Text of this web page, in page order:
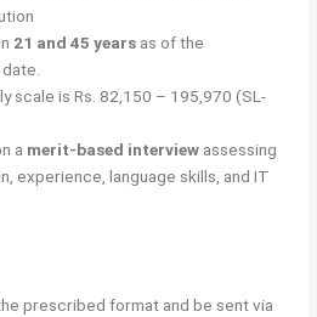
21 and 45 years as of the
scale is Rs. 82,150 – 195,970 (SL-
a merit-based interview assessing
experience, language skills, and IT
prescribed format and be sent via